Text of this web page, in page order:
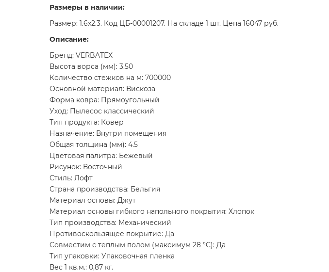
Размеры в наличии:
Размер: 1.6x2.3. Код ЦБ-00001207. На складе 1 шт. Цена 16047 руб.
Описание:
Бренд: VERBATEX
Высота ворса (мм): 3.50
Количество стежков на м: 700000
Основной материал: Вискоза
Форма ковра: Прямоугольный
Уход: Пылесос классический
Тип продукта: Ковер
Назначение: Внутри помещения
Общая толщина (мм): 4.5
Цветовая палитра: Бежевый
Рисунок: Восточный
Стиль: Лофт
Страна производства: Бельгия
Материал основы: Джут
Материал основы гибкого напольного покрытия: Хлопок
Тип производства: Механический
Противоскользящее покрытие: Да
Совместим с теплым полом (максимум 28 °C): Да
Тип упаковки: Упаковочная пленка
Вес 1 кв.м.: 0,87 кг.